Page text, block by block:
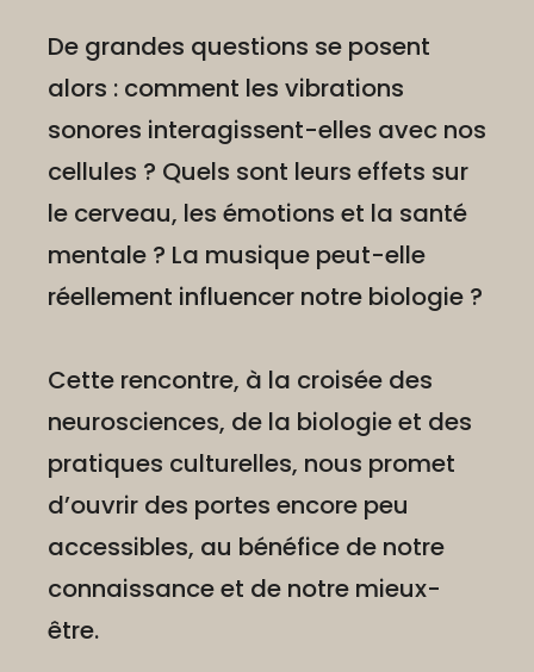
De grandes questions se posent
alors : comment les vibrations
sonores interagissent-elles avec nos
cellules ? Quels sont leurs effets sur
le cerveau, les émotions et la santé
mentale ? La musique peut-elle
réellement influencer notre biologie ?
Cette rencontre, à la croisée des
neurosciences, de la biologie et des
pratiques culturelles, nous promet
d’ouvrir des portes encore peu
accessibles, au bénéfice de notre
connaissance et de notre mieux-
être.